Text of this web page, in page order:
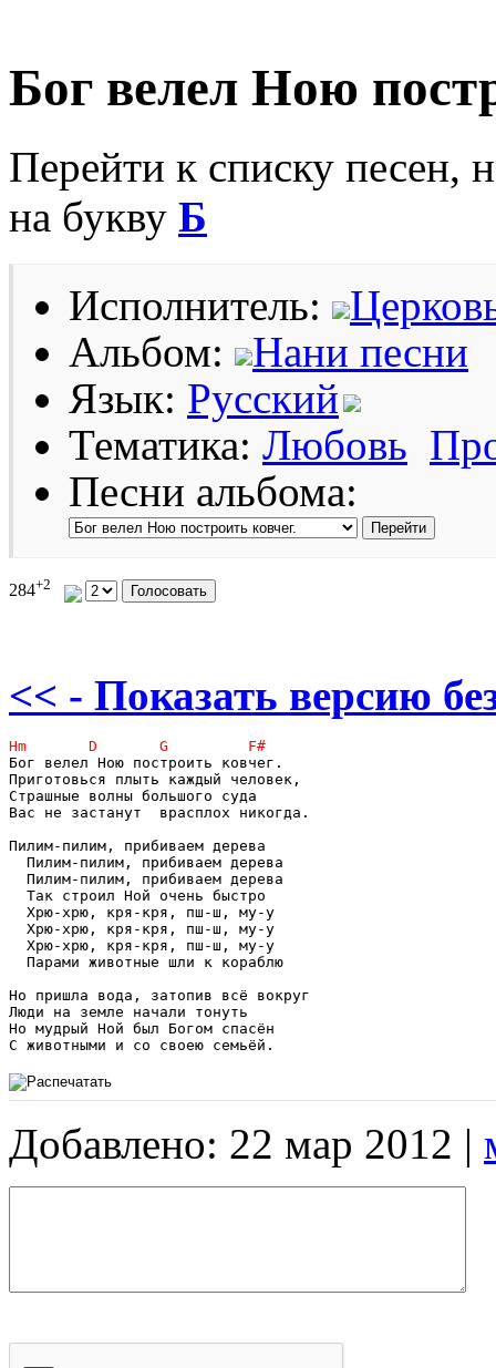
Бог велел Ною
Перейти к списку песен,
на букву Б
Исполнитель:
Альбом:
Нани песни
Язык: Русский
Тематика: Любовь
Песни альбома:
284+2
<< - Показать версию
Бог велел Ною построить ковчег.
Приготовься плыть каждый человек,
Страшные волны большого суда
Вас не застанут  врасплох никогда.
Пилим-пилим, прибиваем дерева
  Пилим-пилим, прибиваем дерева
  Пилим-пилим, прибиваем дерева
  Так строил Ной очень быстро
  Хрю-хрю, кря-кря, пш-ш, му-у
  Хрю-хрю, кря-кря, пш-ш, му-у
  Хрю-хрю, кря-кря, пш-ш, му-у
  Парами животные шли к кораблю
Но пришла вода, затопив всё вокруг
Люди на земле начали тонуть
Но мудрый Ной был Богом спасён
С животными и со своею семьёй.
Добавлено: 22 мар 2012 |